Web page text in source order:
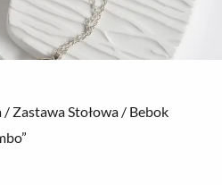
/ Zastawa Stołowa / Bebok